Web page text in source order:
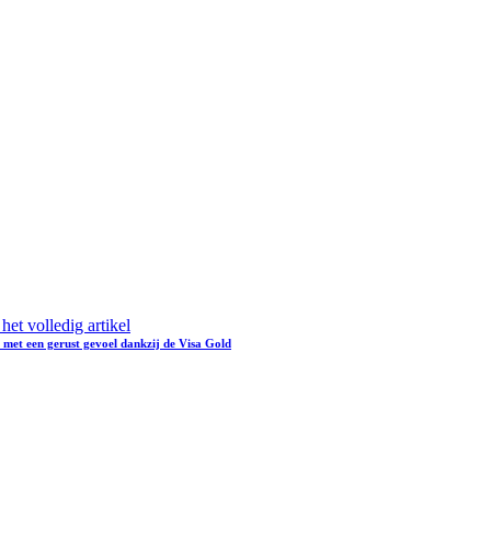
volledig artikel
met een gerust gevoel dankzij de Visa Gold